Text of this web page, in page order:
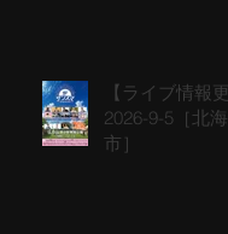
【ライブ情報
2026-9-5［北
市］